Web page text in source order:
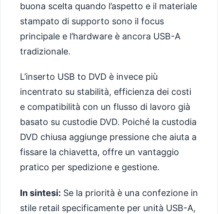
buona scelta quando l’aspetto e il materiale
stampato di supporto sono il focus
principale e l’hardware è ancora USB-A
tradizionale.
L’inserto USB to DVD è invece più
incentrato su stabilità, efficienza dei costi
e compatibilità con un flusso di lavoro già
basato su custodie DVD. Poiché la custodia
DVD chiusa aggiunge pressione che aiuta a
fissare la chiavetta, offre un vantaggio
pratico per spedizione e gestione.
In sintesi: Se la priorità è una confezione in
stile retail specificamente per unità USB-A,